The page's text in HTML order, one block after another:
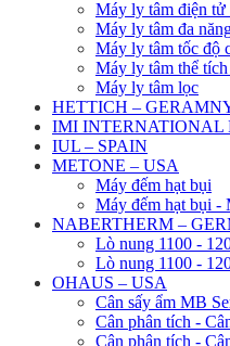
Máy ly tâm điện tử
Máy ly tâm đa
Máy ly tâm tốc độ
Máy ly tâm thể
Máy ly tâm lọc
HETTICH –
IMI INTERNATIONAL
IUL – SPAIN
METONE – USA
Máy đếm hạt bụi
Máy đếm hạt bụi -
NABERTHERM –
Lò nung 1100 -
Lò nung 1100 -
OHAUS – USA
Cân sấy ẩm MB
Cân phân tích -
Cân phân tích -